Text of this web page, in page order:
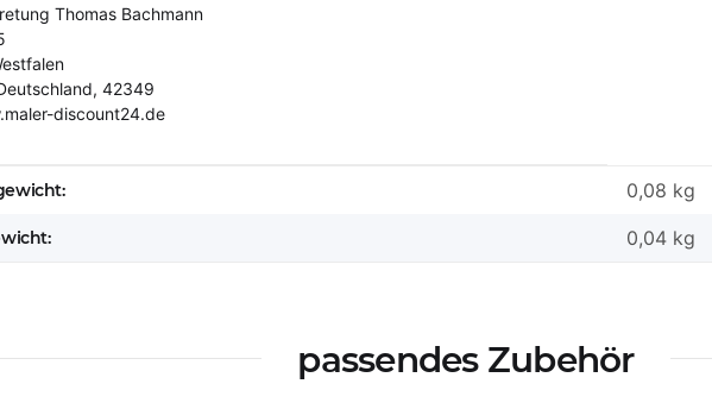
Thomas Bachmann
42349
discount24.de
0,08 kg
0,04 kg
passendes Zubehör